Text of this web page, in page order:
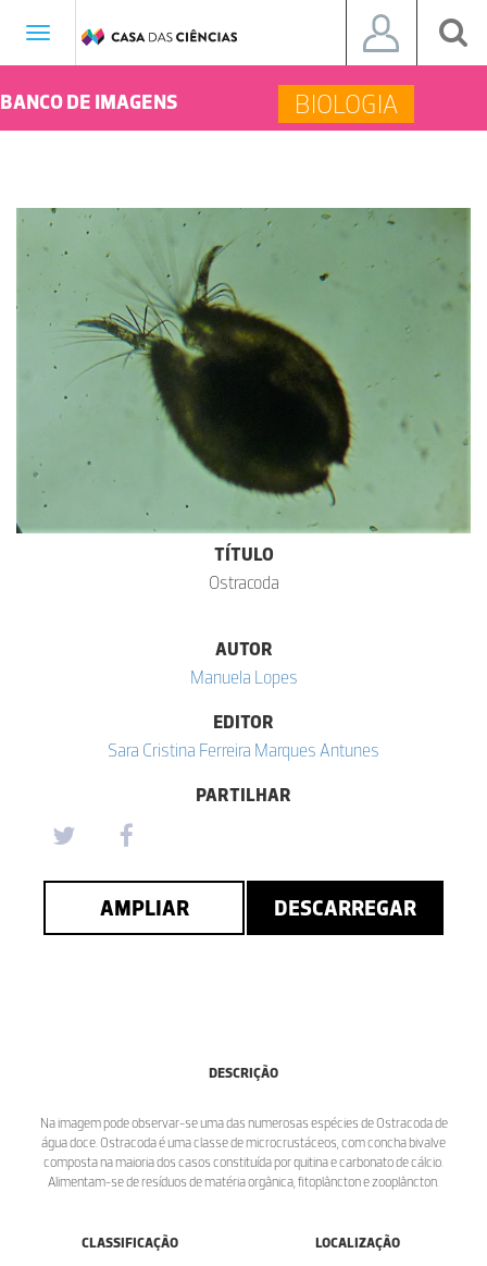
Toggle
BANCO DE IMAGENS BIOLOGIA
TÍTULO
Ostracoda
AUTOR
Manuela Lopes
EDITOR
Sara Cristina Ferreira Marques Antunes
PARTILHAR
AMPLIAR DESCARREGAR
DESCRIÇÃO
Na imagem pode observar-se uma das numerosas espécies de Ostracoda de
água doce. Ostracoda é uma classe de microcrustáceos, com concha bivalve
composta na maioria dos casos constituída por quitina e carbonato de cálcio.
Alimentam-se de resíduos de matéria orgânica, fitoplâncton e zooplâncton.
CLASSIFICAÇÃO LOCALIZAÇÃO